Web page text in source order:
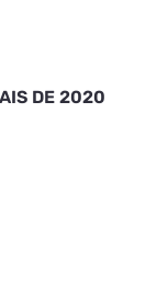
DE 2020